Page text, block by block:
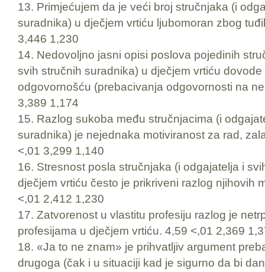
13. Primjećujem da je veći broj stručnjaka (i
suradnika) u dječjem vrtiću ljubomoran zbog
3,446 1,230
14. Nedovoljno jasni opisi poslova pojedinih
svih stručnih suradnika) u dječjem vrtiću
odgovornošću (prebacivanja odgovornosti na
3,389 1,174
15. Razlog sukoba među stručnjacima (i
suradnika) je nejednaka motiviranost za rad,
<,01 3,299 1,140
16. Stresnost posla stručnjaka (i odgajatelja i
dječjem vrtiću često je prikriveni razlog njihovih
<,01 2,412 1,230
17. Zatvorenost u vlastitu profesiju razlog je
profesijama u dječjem vrtiću. 4,59 <,01 2,369
18. «Ja to ne znam» je prihvatljiv argument
drugoga (čak i u situaciji kad je sigurno da bi